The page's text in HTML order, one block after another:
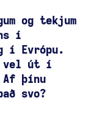
og tekjum
í
í Evrópu.
vel út í
Af þínu
svo?